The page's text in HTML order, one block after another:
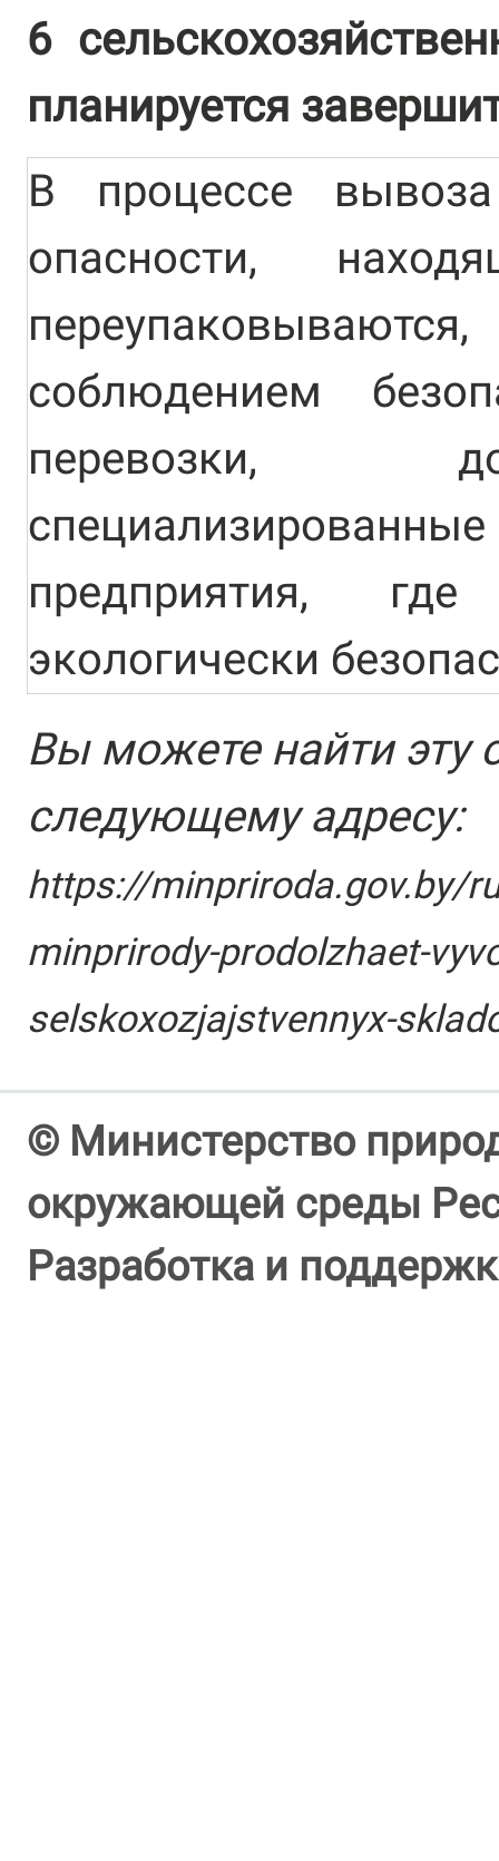
6
планируется
В процессе
опасности,
соблюдением
перевозки,
предприятия,
экологически
Вы можете найти эту
следующему адресу:
https://minpriroda.gov.by/
minprirody-prodolzhaet-
selskoxozjajstvennyx-
© Министерство
окружающей среды
Разработка и